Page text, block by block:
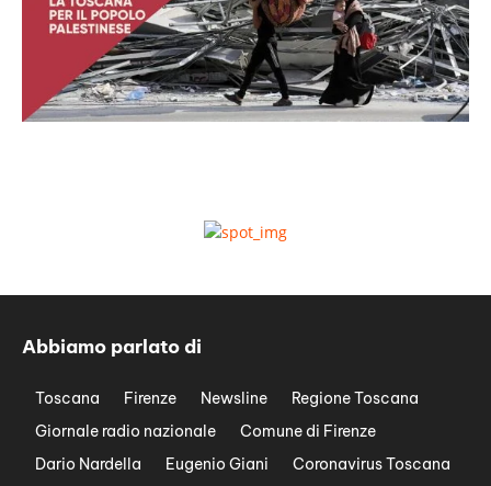
Abbiamo parlato di
Toscana Firenze Newsline
Regione Toscana
Giornale radio nazionale
Comune di Firenze
Dario Nardella
Eugenio Giani
Coronavirus Toscana